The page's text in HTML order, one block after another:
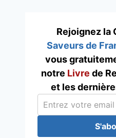
Rejoignez la
Saveurs de
vous
notre Livre de
et les